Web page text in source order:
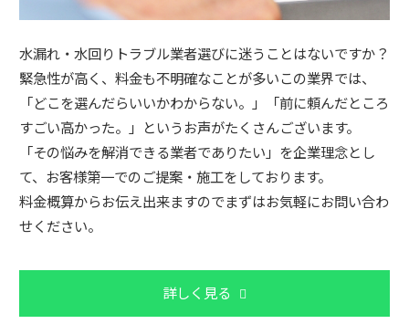
水漏れ・水回りトラブル業者選びに迷うことはないですか？
緊急性が高く、料金も不明確なことが多いこの業界では、
「どこを選んだらいいかわからない。」「前に頼んだところ
すごい高かった。」というお声がたくさんございます。
「その悩みを解消できる業者でありたい」を企業理念とし
て、お客様第一でのご提案・施工をしております。
料金概算からお伝え出来ますのでまずはお気軽にお問い合わ
せください。
詳しく見る